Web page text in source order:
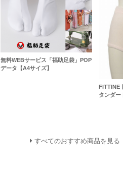
無料WEBサービス「福助足袋」POP
データ【A4サイズ】
FITTINE
タンダー
すべてのおすすめ商品を見る